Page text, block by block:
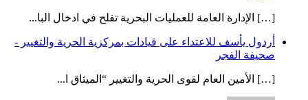
[…] الإدارة العامة للعمليات البحرية تفلح في ادخال البا...
أردول يأسف للاعتداء على قيادات بمركزية الحرية والتغيير -
صحيفة الفجر
[…] الأمين العام لقوى الحرية والتغيير “الميثاق ا...